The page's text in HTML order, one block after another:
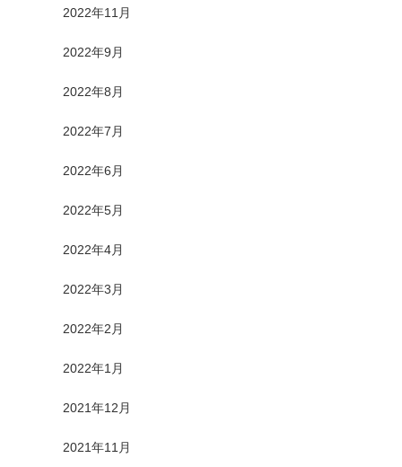
2022年11月
2022年9月
2022年8月
2022年7月
2022年6月
2022年5月
2022年4月
2022年3月
2022年2月
2022年1月
2021年12月
2021年11月